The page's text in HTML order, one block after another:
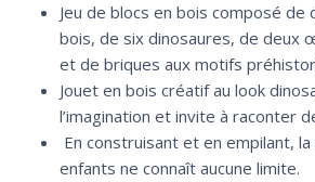
Jeu de blocs en bois composé de
bois, de six dinosaures, de deux
et de briques aux motifs
Jouet en bois créatif au look
l’imagination et invite à raconter
En construisant et en empilant,
enfants ne connaît aucune limite.